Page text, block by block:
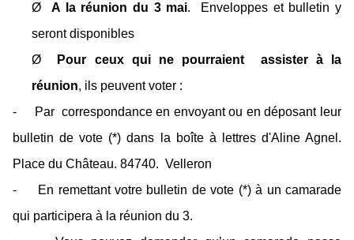
Ø
A la réunion du 3 mai.
Enveloppes et bulletin y
seront disponibles
Ø
Pour ceux qui ne pourraient
assister à la
réunion, ils peuvent voter :
-
Par correspondance en envoyant ou en déposant leur
bulletin de vote (*) dans la boîte à lettres d'Aline Agnel.
Place du Château. 84740. Velleron
-
En remettant votre bulletin de vote (*) à un camarade
qui participera à la réunion du 3.